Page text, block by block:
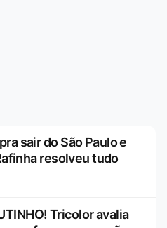
sair do São Paulo e
resolveu tudo
Tricolor avalia